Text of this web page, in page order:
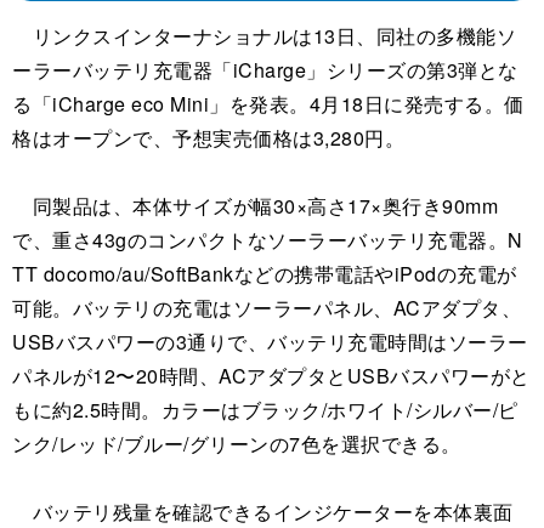
リンクスインターナショナルは13日、同社の多機能ソ
ーラーバッテリ充電器「iCharge」シリーズの第3弾とな
る「iCharge eco Mini」を発表。4月18日に発売する。価
格はオープンで、予想実売価格は3,280円。
同製品は、本体サイズが幅30×高さ17×奥行き90mm
で、重さ43gのコンパクトなソーラーバッテリ充電器。N
TT docomo/au/SoftBankなどの携帯電話やiPodの充電が
可能。バッテリの充電はソーラーパネル、ACアダプタ、
USBバスパワーの3通りで、バッテリ充電時間はソーラー
パネルが12〜20時間、ACアダプタとUSBバスパワーがと
もに約2.5時間。カラーはブラック/ホワイト/シルバー/ピ
ンク/レッド/ブルー/グリーンの7色を選択できる。
バッテリ残量を確認できるインジケーターを本体裏面